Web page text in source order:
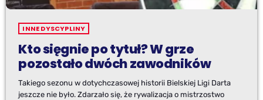
INNE DYSCYPLINY
Kto sięgnie po tytuł? W grze
pozostało dwóch zawodników
Takiego sezonu w dotychczasowej historii Bielskiej Ligi Darta
jeszcze nie było. Zdarzało się, że rywalizacja o mistrzostwo